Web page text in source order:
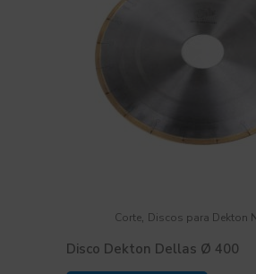
Corte, Discos para Dekton
Disco Dekton Dellas Ø 400